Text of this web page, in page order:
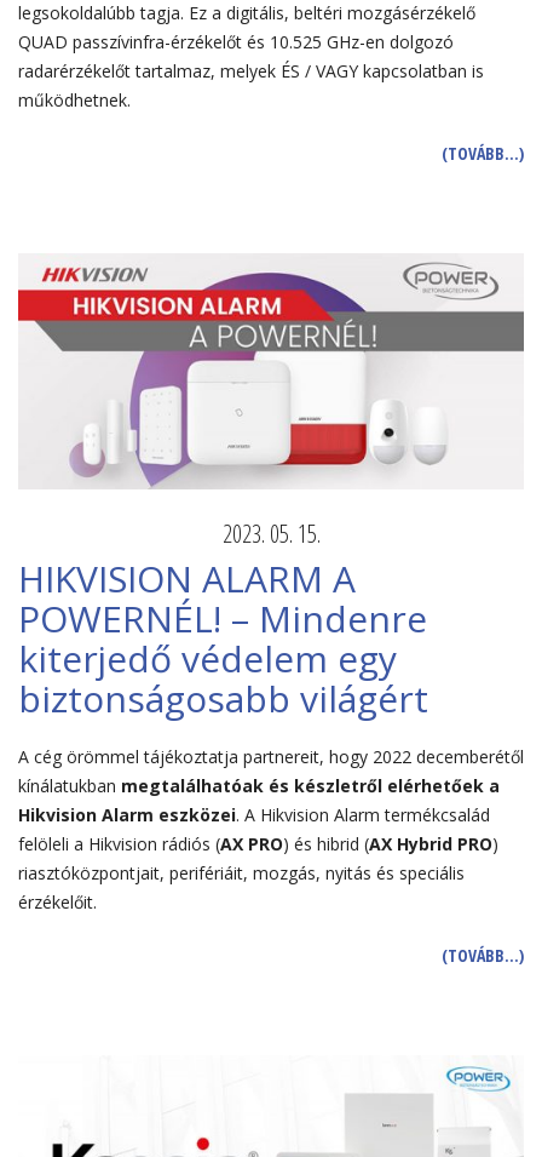
legsokoldalúbb tagja. Ez a digitális, beltéri mozgásérzékelő
QUAD passzívinfra-érzékelőt és 10.525 GHz-en dolgozó
radarérzékelőt tartalmaz, melyek ÉS / VAGY kapcsolatban is
működhetnek.
(TOVÁBB…)
2023. 05. 15.
HIKVISION ALARM A
POWERNÉL! – Mindenre
kiterjedő védelem egy
biztonságosabb világért
A cég örömmel tájékoztatja partnereit, hogy 2022 decemberétől
kínálatukban megtalálhatóak és készletről elérhetőek a
Hikvision Alarm eszközei. A Hikvision Alarm termékcsalád
felöleli a Hikvision rádiós (AX PRO) és hibrid (AX Hybrid PRO)
riasztóközpontjait, perifériáit, mozgás, nyitás és speciális
érzékelőit.
(TOVÁBB…)